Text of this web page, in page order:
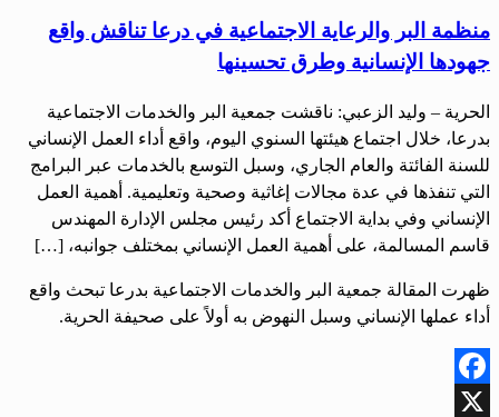
منظمة البر والرعاية الاجتماعية في درعا تناقش واقع
جهودها الإنسانية وطرق تحسينها
الحرية – وليد الزعبي: ناقشت جمعية البر والخدمات الاجتماعية
بدرعا، خلال اجتماع هيئتها السنوي اليوم، واقع أداء العمل الإنساني
للسنة الفائتة والعام الجاري، وسبل التوسع بالخدمات عبر البرامج
التي تنفذها في عدة مجالات إغاثية وصحية وتعليمية. أهمية العمل
الإنساني وفي بداية الاجتماع أكد رئيس مجلس الإدارة المهندس
قاسم المسالمة، على أهمية العمل الإنساني بمختلف جوانبه، […]
ظهرت المقالة جمعية البر والخدمات الاجتماعية بدرعا تبحث واقع
أداء عملها الإنساني وسبل النهوض به أولاً على صحيفة الحرية.
Facebook